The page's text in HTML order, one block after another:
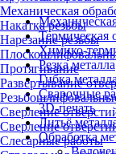
Механическая
Накатка резьбы
Нарезание резьбы
Протягивание
Развертывание
Сверление
Сверление
Слесарные работы
Термическая
Химико-
Резка металла
Гибка металла
Сварочные
3D-печать
Литьё
Обработка